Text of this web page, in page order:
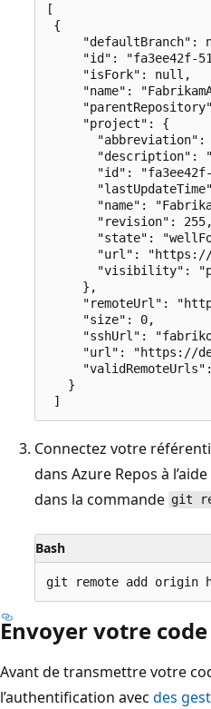
[
{
"defaultBranch":
"id": "fa3ee42f-
     "isFork": null,
"name":
     "project": {
"abbreviation":
"description":
"id":
"name":
       "revision": 255,
"state":
"url":
"visibility":
     },
"remoteUrl":
     "size": 0,
"sshUrl":
"url": "https://
   }
Connectez votre
dans Azure Repos à
dans la commande git
Bash
Envoyer votre code
Avant de transmettre votre
l’authentification avec des